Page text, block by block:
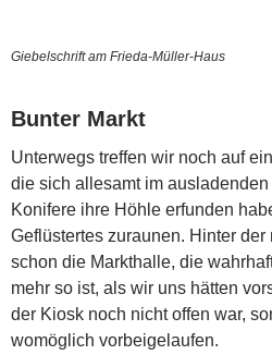
Giebelschrift am Frieda-Müller-Haus
Bunter Markt
Unterwegs treffen wir noch auf
die sich allesamt im
Konifere ihre Höhle erfunden
Geflüstertes zuraunen. Hinter
schon die Markthalle, die
mehr so ist, als wir uns hätten
der Kiosk noch nicht offen war,
womöglich vorbeigelaufen.